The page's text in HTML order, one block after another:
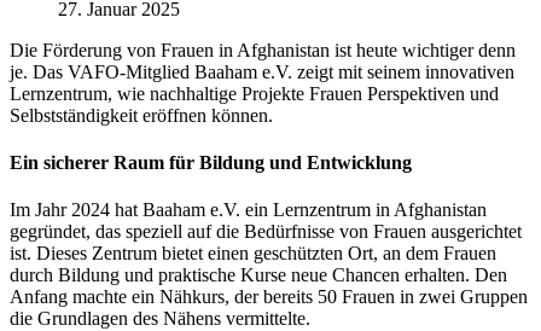
27. Januar 2025
Die Förderung von Frauen in Afghanistan ist heute wichtiger denn
je. Das VAFO-Mitglied Baaham e.V. zeigt mit seinem innovativen
Lernzentrum, wie nachhaltige Projekte Frauen Perspektiven und
Selbstständigkeit eröffnen können.
Ein sicherer Raum für Bildung und Entwicklung
Im Jahr 2024 hat Baaham e.V. ein Lernzentrum in Afghanistan
gegründet, das speziell auf die Bedürfnisse von Frauen ausgerichtet
ist. Dieses Zentrum bietet einen geschützten Ort, an dem Frauen
durch Bildung und praktische Kurse neue Chancen erhalten. Den
Anfang machte ein Nähkurs, der bereits 50 Frauen in zwei Gruppen
die Grundlagen des Nähens vermittelte.